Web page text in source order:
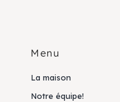
Menu
La maison
Notre équipe!